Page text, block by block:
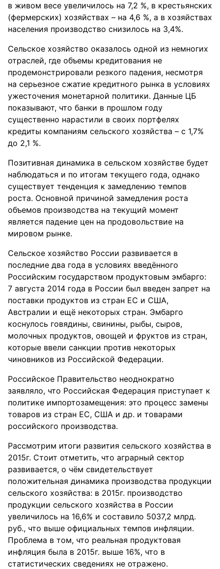
в живом весе увеличилось на 7,2 %, в крестьянских
(фермерских) хозяйствах – на 4,6 %, а в хозяйствах
населения производство снизилось на 3,4%.
Сельское хозяйство оказалось одной из немногих
отраслей, где объемы кредитования не
продемонстрировали резкого падения, несмотря
на серьезное сжатие кредитного рынка в условиях
ужесточения монетарной политики. Данные ЦБ
показывают, что банки в прошлом году
существенно нарастили в своих портфелях
кредиты компаниям сельского хозяйства – с 1,7%
до 2,1 %.
Позитивная динамика в сельском хозяйстве будет
наблюдаться и по итогам текущего года, однако
существует тенденция к замедлению темпов
роста. Основной причиной замедления роста
объемов производства на текущий момент
является падение цен на продовольствие на
мировом рынке.
Сельское хозяйство России развивается в
последние два года в условиях введённого
Российским государством продуктовым эмбарго:
7 августа 2014 года в России был введен запрет на
поставки продуктов из стран ЕС и США,
Австралии и ещё некоторых стран. Эмбарго
коснулось говядины, свинины, рыбы, сыров,
молочных продуктов, овощей и фруктов из стран,
которые ввели санкции против некоторых
чиновников из Российской Федерации.
Российское Правительство неоднократно
заявляло, что Российская Федерация приступает к
политике импортозамещения: это процесс замены
товаров из стран ЕС, США и др. и товарами
российского производства.
Рассмотрим итоги развития сельского хозяйства в
2015г. Стоит отметить, что аграрный сектор
развивается, о чём свидетельствует
положительная динамика производства продукции
сельского хозяйства: в 2015г. производство
продукции сельского хозяйства в России
увеличилось на 16,6% и составило 5037,2 млрд.
руб., что выше официальных темпов инфляции.
Проблема в том, что реальная продуктовая
инфляция была в 2015г. выше 16%, что в
статистических сведениях не отражено.